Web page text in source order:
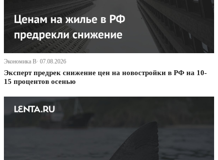
Экономика В· 07.08.2026
Эксперт предрек снижение цен на новостройки в РФ на 10-
15 процентов осенью